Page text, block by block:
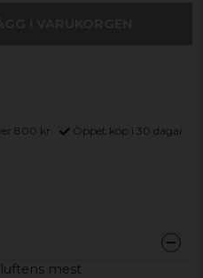
800 kr Öppet köp i 30 dagar
mest